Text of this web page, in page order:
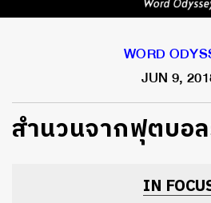
WORD
JUN 9,
สำนวนจากฟุตบอ
IN